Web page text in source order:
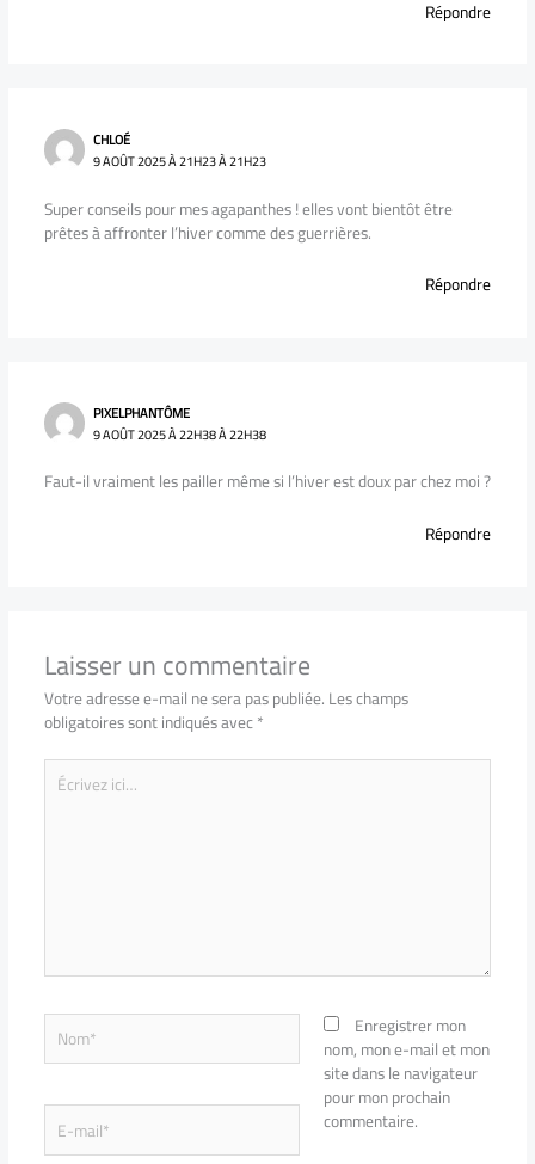
Répondre
CHLOÉ
9 AOÛT 2025 À 21H23 À 21H23
Super conseils pour mes agapanthes ! elles vont bientôt être
prêtes à affronter l’hiver comme des guerrières.
Répondre
PIXELPHANTÔME
9 AOÛT 2025 À 22H38 À 22H38
Faut-il vraiment les pailler même si l’hiver est doux par chez moi ?
Répondre
Laisser un commentaire
Votre adresse e-mail ne sera pas publiée.Les champs
obligatoires sont indiqués avec*
Écrivez
ici…
Nom*
E-
mail*
Enregistrer mon
nom, mon e-mail et mon
site dans le navigateur
pour mon prochain
commentaire.